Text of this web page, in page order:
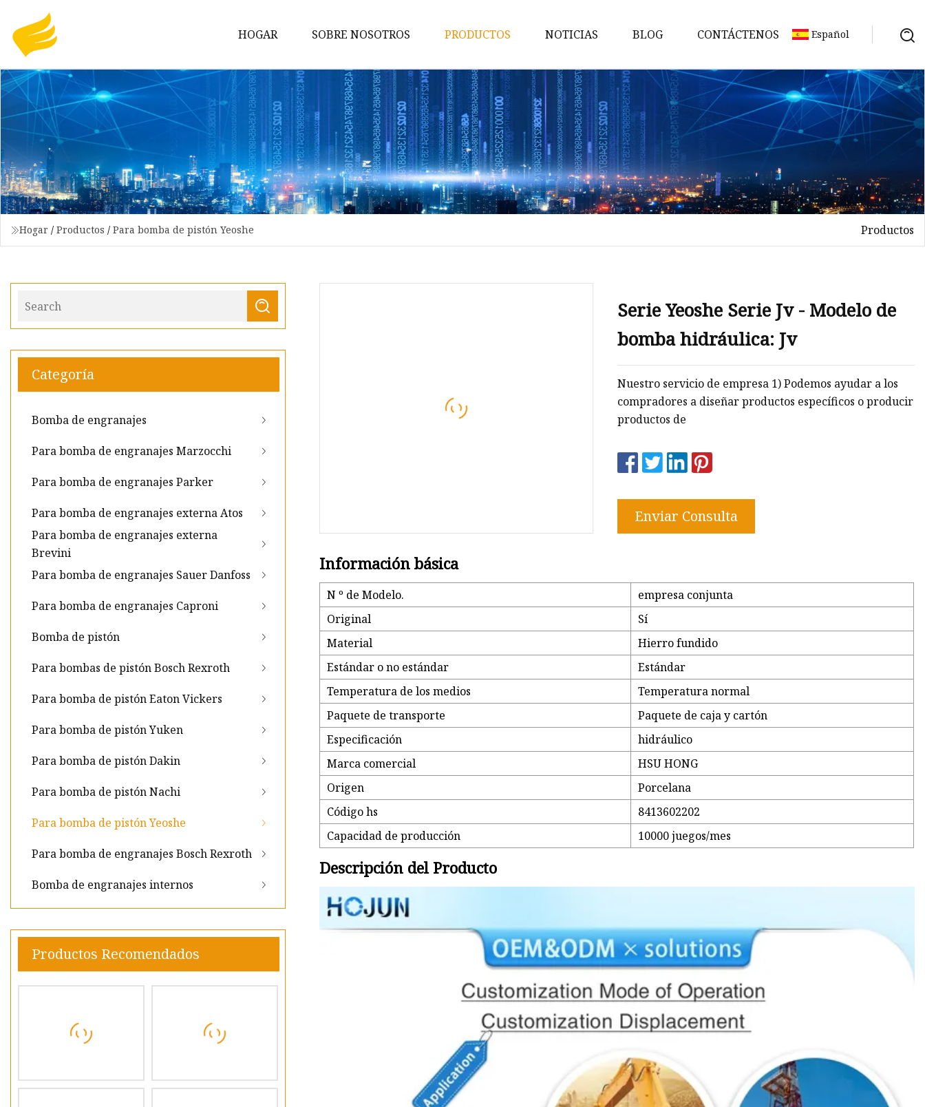
HOGAR SOBRE NOSOTROS PRODUCTOS
Bomba de engranajes
Para bomba de engranajes
Marzocchi
Para bomba de engranajes
Parker
Para bomba de engranajes
externa Atos
Para bomba de engranajes Sauer
Rexroth
NOTICIAS BLOG CONTÁCTENOS Español
Hogar / Productos / Para bomba de pistón Yeoshe Productos
Categoría
Bomba de engranajes
Para bomba de engranajes Marzocchi
Para bomba de engranajes Parker
Para bomba de engranajes externa Atos
Para bomba de engranajes externa
Brevini
Para bomba de engranajes Sauer Danfoss
Para bomba de engranajes Caproni
Bomba de pistón
Para bombas de pistón Bosch Rexroth
Para bomba de pistón Eaton Vickers
Para bomba de pistón Yuken
Para bomba de pistón Dakin
Para bomba de pistón Nachi
Para bomba de pistón Yeoshe
Para bomba de engranajes Bosch Rexroth
Bomba de engranajes internos
Productos Recomendados
Serie Yeoshe Serie Jv - Modelo de
bomba hidráulica: Jv
Nuestro servicio de empresa 1) Podemos ayudar a los
compradores a diseñar productos específicos o producir
productos de
Enviar Consulta
Información básica
N º de Modelo.
empresa conjunta
Original
Sí
Material
Hierro fundido
Estándar o no estándar
Estándar
Temperatura de los medios
Temperatura normal
Paquete de transporte
Paquete de caja y cartón
Especificación
hidráulico
Marca comercial
HSU HONG
Origen
Porcelana
Código hs
8413602202
Capacidad de producción
10000 juegos/mes
Descripción del Producto